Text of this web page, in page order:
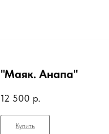
"Маяк. Анапа"
12 500 р.
Купить